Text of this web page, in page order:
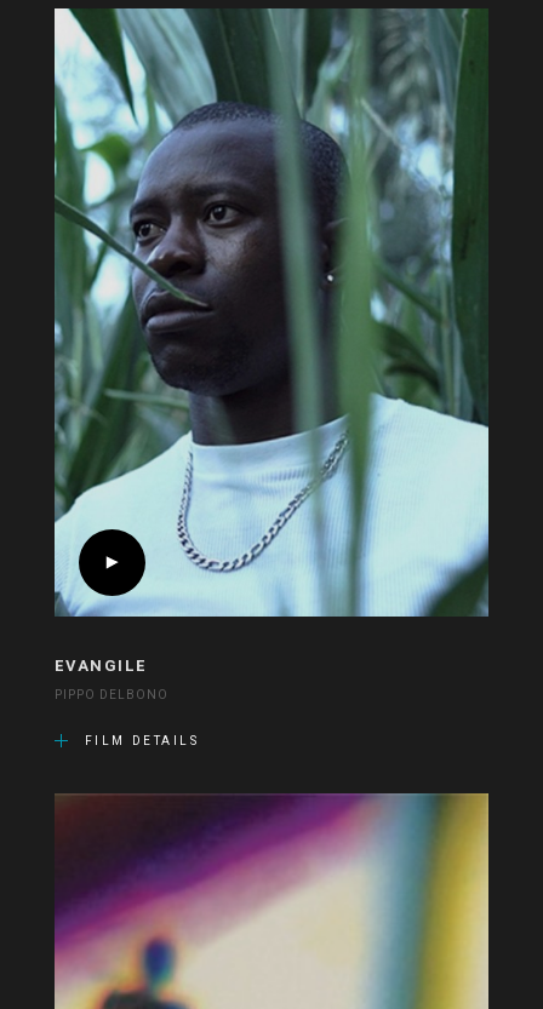
EVANGILE
PIPPO DELBONO
FILM DETAILS